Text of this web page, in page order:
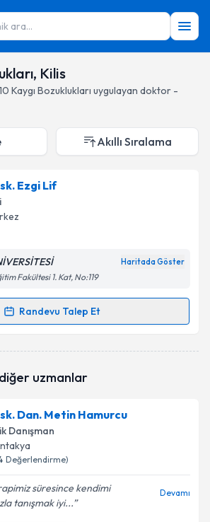
ara...
Kilis
Kaygı Bozuklukları uygulayan doktor -
Akıllı Sıralama
Ezgi Lif
Haritada Göster
Fakültesi 1. Kat, No:119
Randevu Talep Et
Talebi
bu uzmandan randevu almanız için bir
işlenmesine ilişkin
Aydınlatma
ve kişisel verilerimin belirtilen
uzmanlar
Dan. Metin Hamurcu
Danışman
Değerlendirme)
süresince kendimi
tanışmak iyi...
Devamı